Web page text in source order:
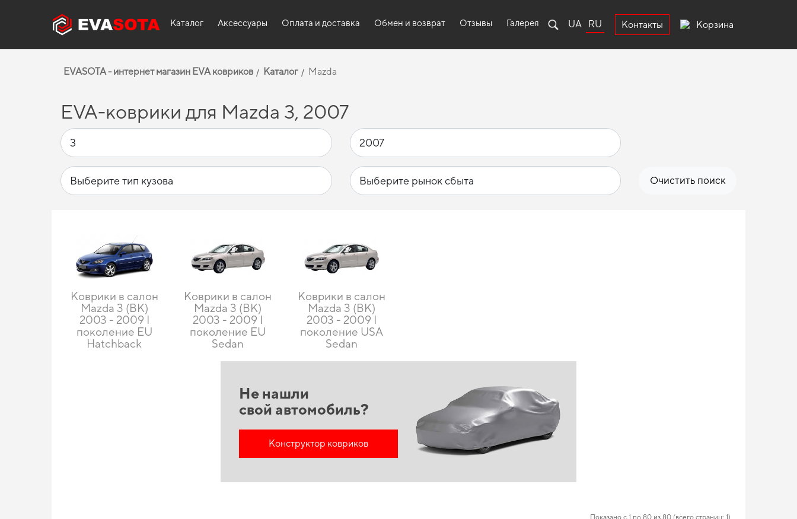
Каталог Аксессуары Оплата и доставка Обмен и возврат Отзывы Галерея UA RU Контакты Корзина
EVASOTA - интернет магазин EVA ковриков Каталог Mazda
EVA-коврики для Mazda 3, 2007
Очистить поиск
Коврики в салон
Mazda 3 (BK)
2003 - 2009 I
поколение EU
Hatchback
Коврики в салон
Mazda 3 (BK)
2003 - 2009 I
поколение EU
Sedan
Коврики в салон
Mazda 3 (BK)
2003 - 2009 I
поколение USA
Sedan
Не нашли
свой автомобиль?
Конструктор ковриков
Показано с 1 по 80 из 80 (всего страниц: 1)